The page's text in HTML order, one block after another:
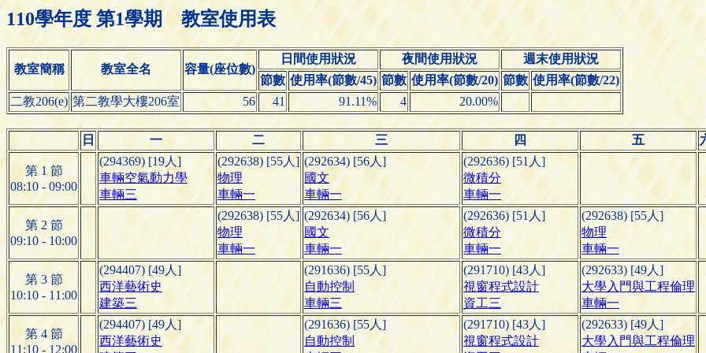
110學年度 第1學期 教室使用表
教室簡稱 教室全名 容量(座位數)
日間使用狀況 夜間使用狀況
週末使用狀況
節數 使用率(節數/45) 節數 使用率(節數/20) 節數 使用率(節數/22)
二教206(e) 第二教學大樓206室 56 41 91.11% 4 20.00%
日 一 二 三 四 五
第 1 節
08:10 - 09:00
(294369) [19人]
車輛空氣動力學
車輛三
(292638) [55人]
物理
車輛一
(292634) [56人]
國文
車輛一
(292636) [51人]
微積分
車輛一
第 2 節
09:10 - 10:00
(292638) [55人]
物理
車輛一
(292634) [56人]
國文
車輛一
(292636) [51人]
微積分
車輛一
(292638) [55人]
物理
車輛一
第 3 節
10:10 - 11:00
(294407) [49人]
西洋藝術史
建築三
(291636) [55人]
自動控制
車輛三
(291710) [43人]
視窗程式設計
資工三
(292633) [49人]
大學入門與工程倫理
車輛一
第 4 節
11:10 - 12:00
(294407) [49人]
西洋藝術史
(291636) [55人]
自動控制
(291710) [43人]
視窗程式設計
(292633) [49人]
大學入門與工程倫理